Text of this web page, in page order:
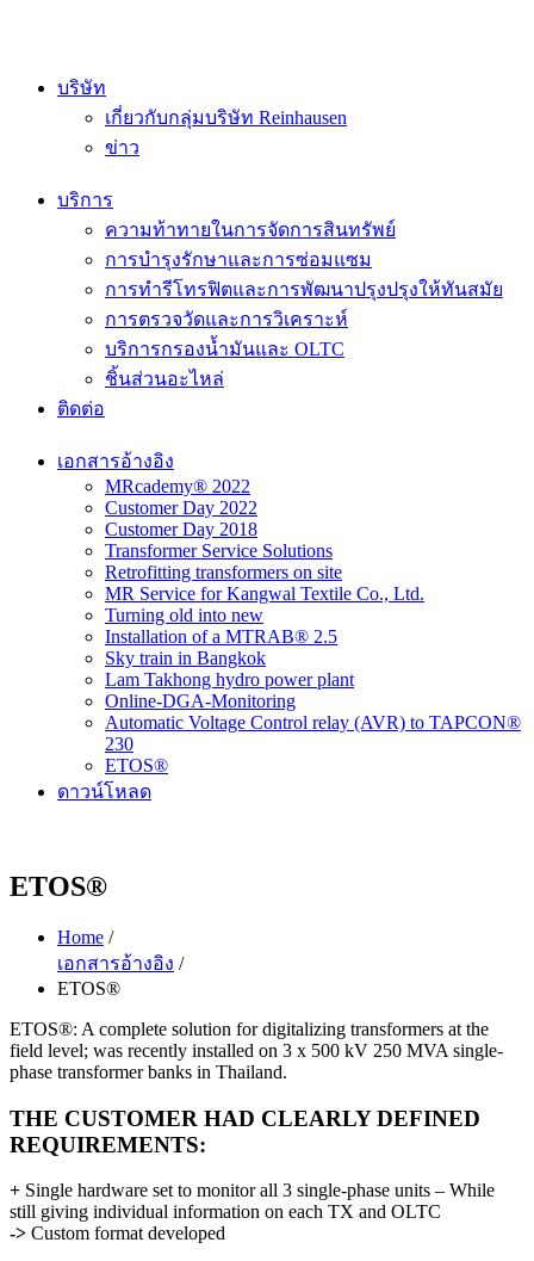
บริษัท
เกี่ยวกับกลุ่มบริษัท Reinhausen
ข่าว
บริการ
ความท้าทายในการจัดการสินทรัพย์
การบำรุงรักษาและการซ่อมแซม
การทำรีโทรฟิตและการพัฒนาปรุงปรุงให้ทันสมัย
การตรวจวัดและการวิเคราะห์
บริการกรองน้ำมันและ OLTC
ชิ้นส่วนอะไหล่
ติดต่อ
เอกสารอ้างอิง
MRcademy® 2022
Customer Day 2022
Customer Day 2018
Transformer Service Solutions
Retrofitting transformers on site
MR Service for Kangwal Textile Co., Ltd.
Turning old into new
Installation of a MTRAB® 2.5
Sky train in Bangkok
Lam Takhong hydro power plant
Online-DGA-Monitoring
Automatic Voltage Control relay (AVR) to TAPCON®
230
ETOS®
ดาวน์โหลด
ETOS®
Home /
เอกสารอ้างอิง /
ETOS®
ETOS®: A complete solution for digitalizing transformers at the
field level; was recently installed on 3 x 500 kV 250 MVA single-
phase transformer banks in Thailand.
THE CUSTOMER HAD CLEARLY DEFINED
REQUIREMENTS:
+ Single hardware set to monitor all 3 single-phase units – While
still giving individual information on each TX and OLTC
-> Custom format developed